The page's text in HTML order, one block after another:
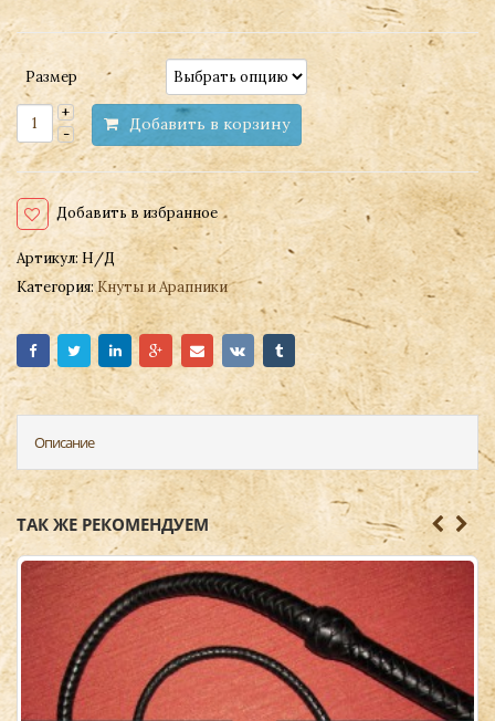
Размер
Добавить в корзину
Добавить в избранное
Артикул:Н/Д
Категория:Кнуты и Арапники
Описание
ТАК ЖЕ РЕКОМЕНДУЕМ